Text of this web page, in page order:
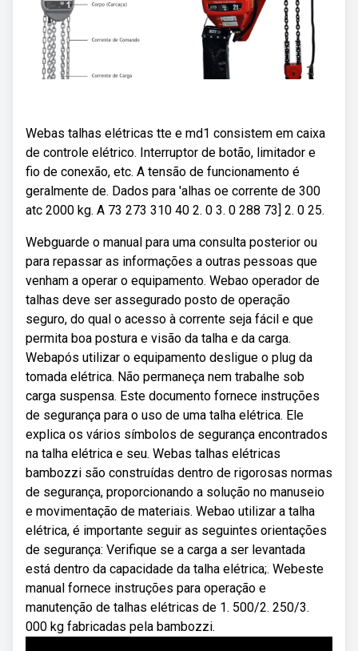
Webas talhas elétricas tte e md1 consistem em caixa
de controle elétrico. Interruptor de botão, limitador e
fio de conexão, etc. A tensão de funcionamento é
geralmente de. Dados para 'alhas oe corrente de 300
atc 2000 kg. A 73 273 310 40 2. 0 3. 0 288 73] 2. 0 25.
Webguarde o manual para uma consulta posterior ou
para repassar as informações a outras pessoas que
venham a operar o equipamento. Webao operador de
talhas deve ser assegurado posto de operação
seguro, do qual o acesso à corrente seja fácil e que
permita boa postura e visão da talha e da carga.
Webapós utilizar o equipamento desligue o plug da
tomada elétrica. Não permaneça nem trabalhe sob
carga suspensa. Este documento fornece instruções
de segurança para o uso de uma talha elétrica. Ele
explica os vários símbolos de segurança encontrados
na talha elétrica e seu. Webas talhas elétricas
bambozzi são construídas dentro de rigorosas normas
de segurança, proporcionando a solução no manuseio
e movimentação de materiais. Webao utilizar a talha
elétrica, é importante seguir as seguintes orientações
de segurança: Verifique se a carga a ser levantada
está dentro da capacidade da talha elétrica;. Webeste
manual fornece instruções para operação e
manutenção de talhas elétricas de 1. 500/2. 250/3.
000 kg fabricadas pela bambozzi.